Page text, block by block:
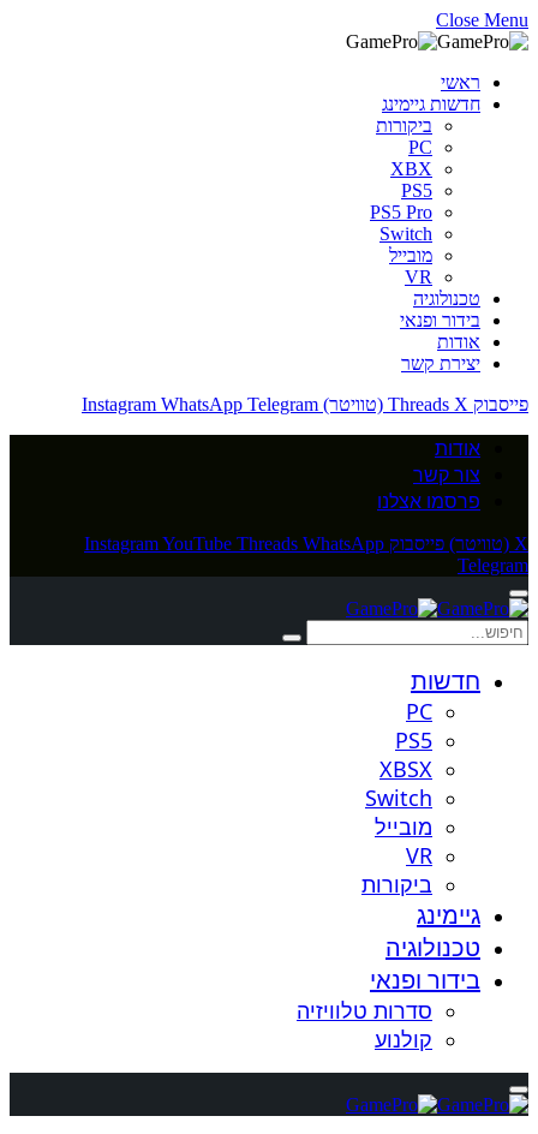
Close Menu
ראשי
חדשות גיימינג
ביקורות
PC
XBX
PS5
PS5 Pro
Switch
מובייל
VR
טכנולוגיה
בידור ופנאי
אודות
יצירת קשר
פייסבוק
Threads X (טוויטר) Instagram WhatsApp Telegram
אודות
צור קשר
פרסמו אצלנו
X (טוויטר) פייסבוק InstagramYouTube Threads WhatsApp
Telegram
חדשות
PC
PS5
XBSX
Switch
מובייל
VR
ביקורות
גיימינג
טכנולוגיה
בידור ופנאי
סדרות טלוויזיה
קולנוע